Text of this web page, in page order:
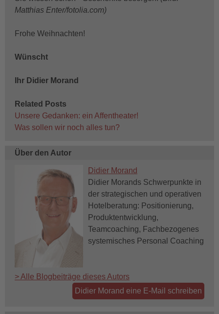
Matthias Enter/fotolia.com)
Frohe Weihnachten!
Wünscht
Ihr Didier Morand
Related Posts
Unsere Gedanken: ein Affentheater!
Was sollen wir noch alles tun?
Über den Autor
Didier Morand
Didier Morands Schwerpunkte in
der strategischen und operativen
Hotelberatung: Positionierung,
Produktentwicklung,
Teamcoaching, Fachbezogenes
systemisches Personal Coaching
> Alle Blogbeiträge dieses Autors
Didier Morand eine E-Mail schreiben